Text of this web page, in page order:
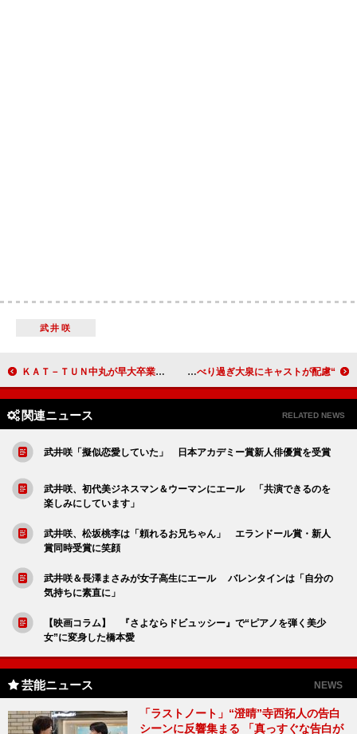
武井咲
ＫＡＴ－ＴＵＮ中丸が早大卒業 片瀬との交際報道は「まじっすか？」 “雨男”大泉洋、公開初日も雨予言 しゃべり過ぎ大泉にキャストが配慮
関連ニュース RELATED NEWS
武井咲「擬似恋愛していた」 日本アカデミー賞新人俳優賞を受賞
武井咲、初代美ジネスマン＆ウーマンにエール 「共演できるのを
楽しみにしています」
武井咲、松坂桃李は「頼れるお兄ちゃん」 エランドール賞・新人
賞同時受賞に笑顔
武井咲＆長澤まさみが女子高生にエール バレンタインは「自分の
気持ちに素直に」
【映画コラム】 『さよならドビュッシー』で“ピアノを弾く美少
女”に変身した橋本愛
芸能ニュース NEWS
「ラストノート」“澄晴”寺西拓人の告白
シーンに反響集まる 「真っすぐな告白が